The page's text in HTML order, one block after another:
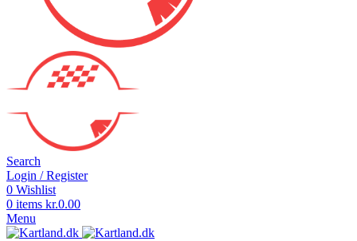
Search
Login / Register
0 Wishlist
0 items kr.0.00
Menu